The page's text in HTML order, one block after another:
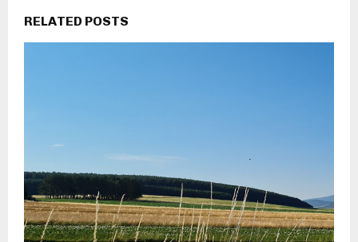
RELATED POSTS